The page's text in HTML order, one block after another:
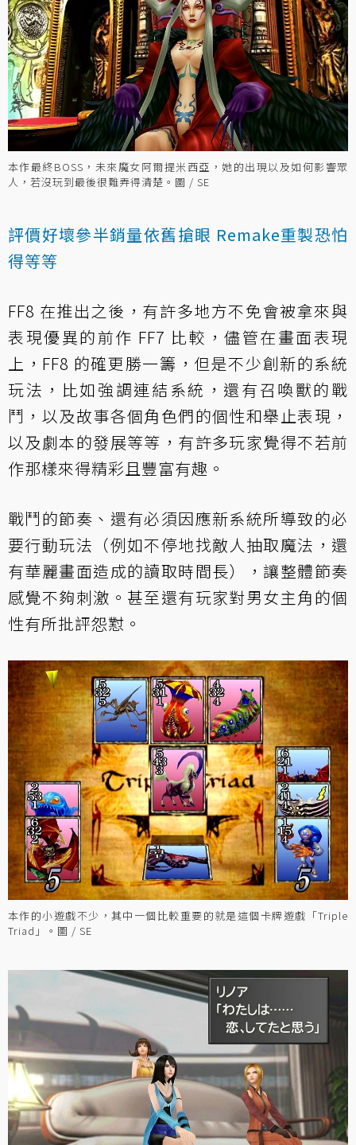
本作最終BOSS，未來魔女阿爾提米西亞，她的出現以及如何影響眾
人，若沒玩到最後很難弄得清楚。圖 / SE
評價好壞參半銷量依舊搶眼 Remake重製恐怕
得等等
FF8 在推出之後，有許多地方不免會被拿來與
表現優異的前作 FF7 比較，儘管在畫面表現
上，FF8 的確更勝一籌，但是不少創新的系統
玩法，比如強調連結系統，還有召喚獸的戰
鬥，以及故事各個角色們的個性和舉止表現，
以及劇本的發展等等，有許多玩家覺得不若前
作那樣來得精彩且豐富有趣。
戰鬥的節奏、還有必須因應新系統所導致的必
要行動玩法（例如不停地找敵人抽取魔法，還
有華麗畫面造成的讀取時間長），讓整體節奏
感覺不夠刺激。甚至還有玩家對男女主角的個
性有所批評怨懟。
本作的小遊戲不少，其中一個比較重要的就是這個卡牌遊戲「Triple
Triad」。圖 / SE